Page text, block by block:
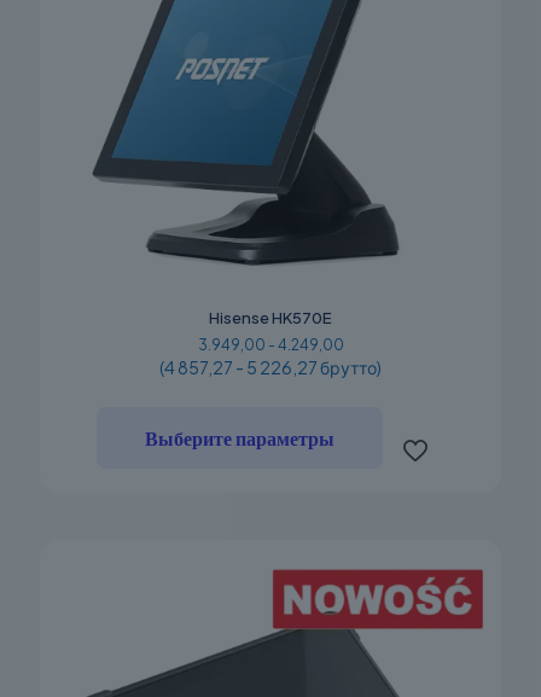
Hisense HK570E
3.949,00 - 4.249,00
(4 857,27 - 5 226,27 брутто)
Выберите параметры
имеет
несколько
на
странице
товара.